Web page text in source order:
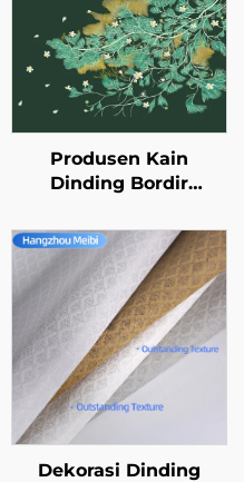
Produsen Kain
Dinding Bordir
Kain Dinding Tanpa
Sambungan untuk
Seluruh Rumah
dengan Gaya Mewah
Ringan, Berkualitas
Tinggi dan Presisi
Tinggi, Cocok untuk
Latar Belakang Kamar
Tidur dan Ruang Tamu
Dekorasi Dinding